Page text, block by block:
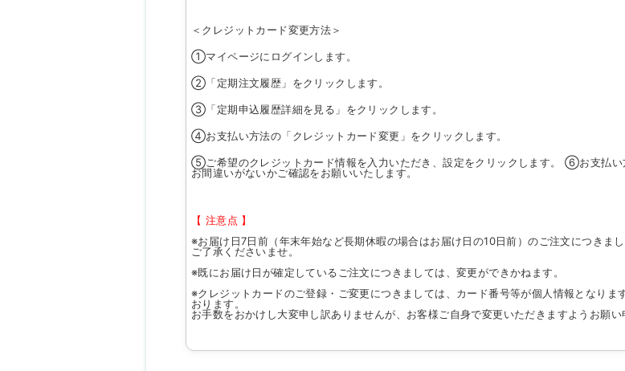
＜クレジットカード変更方法＞
①マイページにログインします。
②「定期注文履歴」をクリックします。
③「定期申込履歴詳細を見る」をクリックします。
④お支払い方法の「クレジットカード変更」をクリックします。
⑤ご希望のクレジットカード情報を入力いただき、設定をクリックします。 ⑥お支払い
お間違いがないかご確認をお願いいたします。
【 注意点 】
※お届け日7日前（年末年始など長期休暇の場合はお届け日の10日前）のご注文につきま
ご了承くださいませ。
※既にお届け日が確定しているご注文につきましては、変更ができかねます。
※クレジットカードのご登録・ご変更につきましては、カード番号等が個人情報となりま
おります。
お手数をおかけし大変申し訳ありませんが、お客様ご自身で変更いただきますようお願い